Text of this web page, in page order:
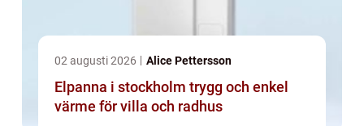
02 augusti 2026 Alice Pettersson
Elpanna i stockholm trygg och enkel
värme för villa och radhus